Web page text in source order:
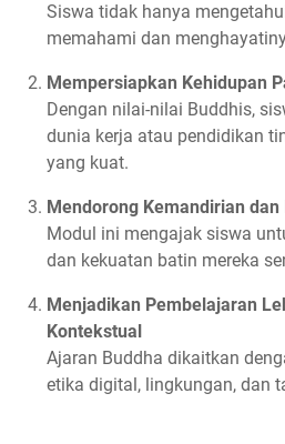
Siswa tidak hanya
memahami dan
Mempersiapkan Kehidupan
Dengan nilai-nilai Buddhis,
dunia kerja atau pendidikan
yang kuat.
Mendorong Kemandirian
Modul ini mengajak siswa
dan kekuatan batin mereka
Menjadikan Pembelajaran
Kontekstual
Ajaran Buddha dikaitkan
etika digital, lingkungan, dan